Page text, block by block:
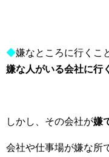
◆嫌なところに行くこ
嫌な人がいる会社に行
しかし、その会社が嫌
会社や仕事場が嫌な所